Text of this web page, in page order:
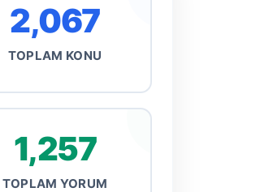
2,067
TOPLAM KONU
1,257
TOPLAM YORUM